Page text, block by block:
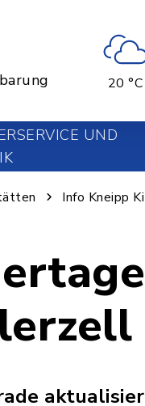
20 °C
UND
Info Kneipp